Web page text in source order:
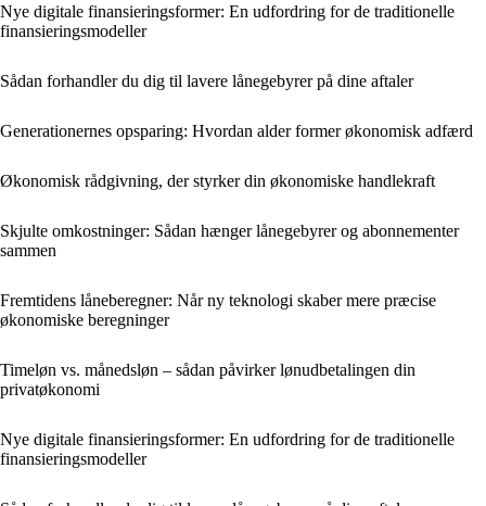
Nye digitale finansieringsformer: En udfordring for de traditionelle
finansieringsmodeller
Sådan forhandler du dig til lavere lånegebyrer på dine aftaler
Generationernes opsparing: Hvordan alder former økonomisk adfærd
Økonomisk rådgivning, der styrker din økonomiske handlekraft
Skjulte omkostninger: Sådan hænger lånegebyrer og abonnementer
sammen
Fremtidens låneberegner: Når ny teknologi skaber mere præcise
økonomiske beregninger
Timeløn vs. månedsløn – sådan påvirker lønudbetalingen din
privatøkonomi
Nye digitale finansieringsformer: En udfordring for de traditionelle
finansieringsmodeller